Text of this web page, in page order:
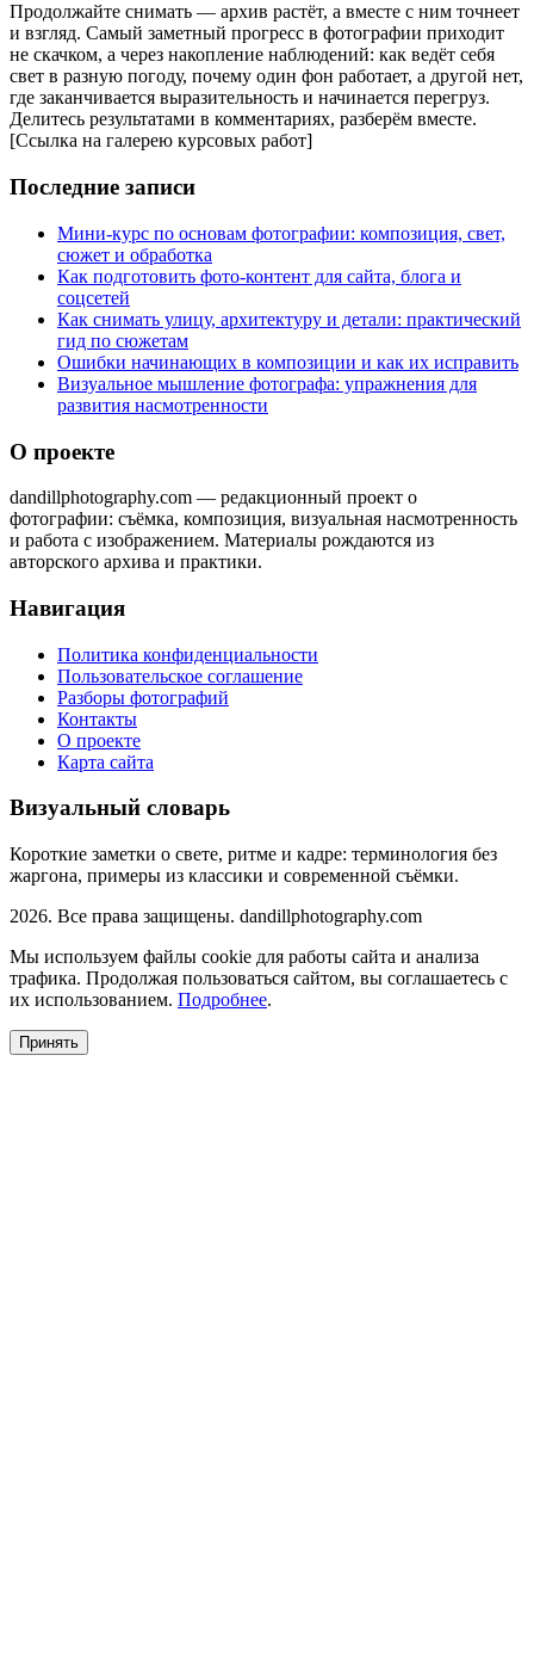
Продолжайте снимать — архив растёт, а вместе с ним точнеет
и взгляд. Самый заметный прогресс в фотографии приходит
не скачком, а через накопление наблюдений: как ведёт себя
свет в разную погоду, почему один фон работает, а другой нет,
где заканчивается выразительность и начинается перегруз.
Делитесь результатами в комментариях, разберём вместе.
[Ссылка на галерею курсовых работ]
Последние записи
Мини-курс по основам фотографии: композиция, свет,
сюжет и обработка
Как подготовить фото-контент для сайта, блога и
соцсетей
Как снимать улицу, архитектуру и детали: практический
гид по сюжетам
Ошибки начинающих в композиции и как их исправить
Визуальное мышление фотографа: упражнения для
развития насмотренности
О проекте
dandillphotography.com — редакционный проект о
фотографии: съёмка, композиция, визуальная насмотренность
и работа с изображением. Материалы рождаются из
авторского архива и практики.
Навигация
Политика конфиденциальности
Пользовательское соглашение
Разборы фотографий
Контакты
О проекте
Карта сайта
Визуальный словарь
Короткие заметки о свете, ритме и кадре: терминология без
жаргона, примеры из классики и современной съёмки.
2026. Все права защищены. dandillphotography.com
Мы используем файлы cookie для работы сайта и анализа
трафика. Продолжая пользоваться сайтом, вы соглашаетесь с
их использованием. Подробнее.
Принять